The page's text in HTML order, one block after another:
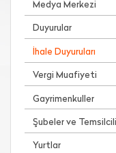
Medya Merkezi
Duyurular
İhale Duyuruları
Vergi Muafiyeti
Gayrimenkuller
Şubeler ve
Yurtlar